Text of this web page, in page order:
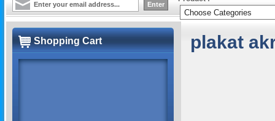
plakat
Shopping Cart